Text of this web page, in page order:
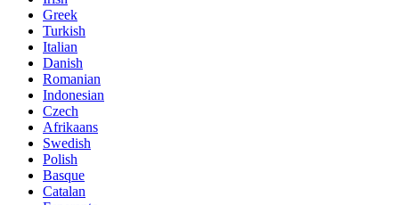
Greek
Turkish
Italian
Danish
Romanian
Indonesian
Czech
Afrikaans
Swedish
Polish
Basque
Catalan